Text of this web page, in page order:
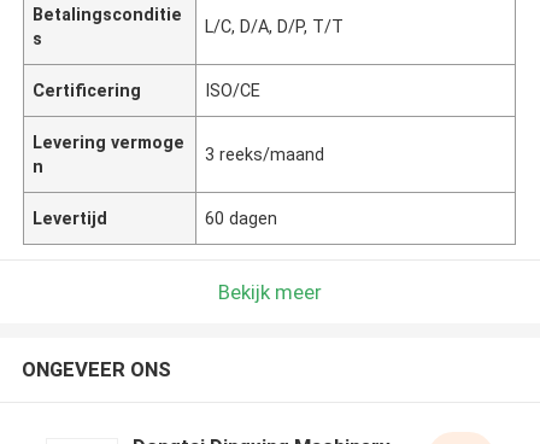
Betalingsconditie
s
L/C, D/A, D/P, T/T
Certificering ISO/CE
Levering vermoge
n
3 reeks/maand
Levertijd 60 dagen
Bekijk meer
ONGEVEER ONS